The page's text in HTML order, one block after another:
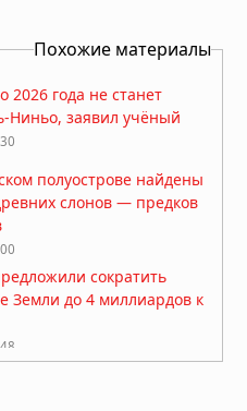
Похожие материалы
2026 года не станет
Ниньо, заявил учёный
полуострове найдены
слонов — предков
сократить
Земли до 4 миллиардов к